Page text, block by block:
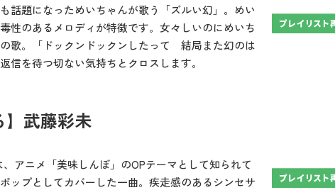
話題になっためいちゃんが歌う「ズルい幻」。めい
性のあるメロディが特徴です。女々しいのにめいち
歌。「ドックンドックンしたって 結局また幻のは
信を待つ切ない気持ちとクロスします。
】武藤彩未
アニメ「美味しんぼ」のOPテーマとして知られて
ップとしてカバーした一曲。疾走感のあるシンセサ